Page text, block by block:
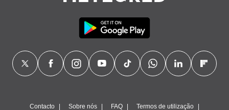
Contacto Sobre nós FAQ Termos de utilização